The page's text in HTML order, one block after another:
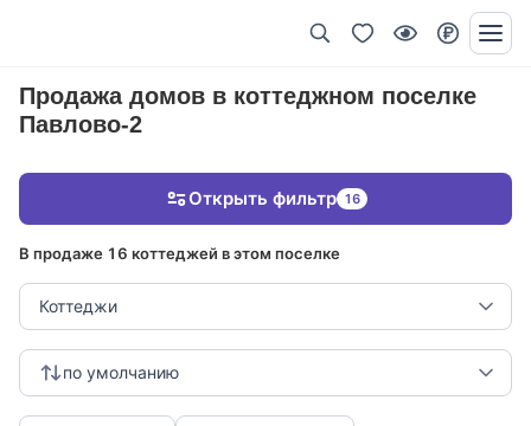
Продажа домов в коттеджном поселке
Павлово-2
В продаже 16 коттеджей в этом поселке
Коттеджи
по умолчанию
Открыть фильтр 16